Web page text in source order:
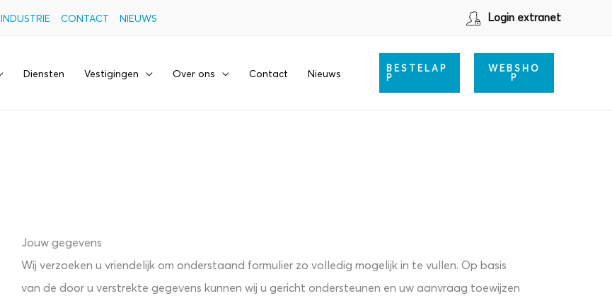
INDUSTRIE CONTACT NIEUWS Login extranet
Diensten Vestigingen Over ons Contact Nieuws
BESTELAP
P
WEBSHO
P
Jouw gegevens
Wij verzoeken u vriendelijk om onderstaand formulier zo volledig mogelijk in te vullen. Op basis
van de door u verstrekte gegevens kunnen wij u gericht ondersteunen en uw aanvraag toewijzen